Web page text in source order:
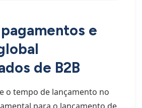
e
de B2B
o tempo de lançamento no
para o lançamento de